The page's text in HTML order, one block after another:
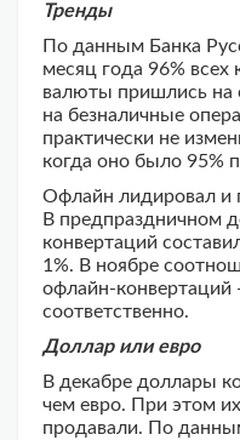
Тренды
По данным Банка
месяц года 96% всех
валюты пришлись на
на безналичные
практически не
когда оно было 95%
Офлайн лидировал и
В предпраздничном
конвертаций
1%. В ноябре
офлайн-конвертаций
соответственно.
Доллар или евро
В декабре доллары
чем евро. При этом
продавали. По